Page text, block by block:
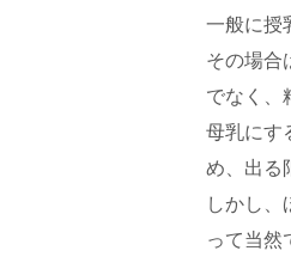
一般に授
その場合
でなく、
母乳にす
め、出る
しかし、
って当然